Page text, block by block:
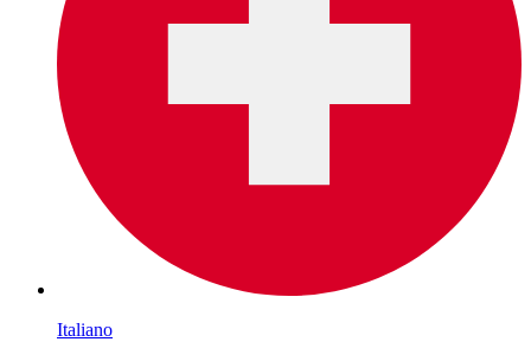
Italiano